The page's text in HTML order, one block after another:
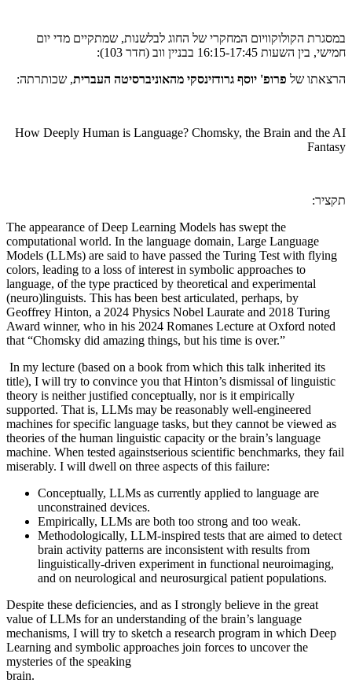
במסגרת הקולוקוויום המחקרי של החוג לבלשנות, שמתקיים מדי יום
חמישי, בין השעות 16:15-17:45 בבניין ווב (חדר 103):
הרצאתו של פרופ' יוסף גרודזינסקי מהאוניברסיטה העברית, שכותרתה:
How Deeply Human is Language? Chomsky, the Brain and the AI
Fantasy
תקציר:
The appearance of Deep Learning Models has swept the
computational world. In the language domain, Large Language
Models (LLMs) are said to have passed the Turing Test with flying
colors, leading to a loss of interest in symbolic approaches to
language, of the type practiced by theoretical and experimental
(neuro)linguists. This has been best articulated, perhaps, by
Geoffrey Hinton, a 2024 Physics Nobel Laurate and 2018 Turing
Award winner, who in his 2024 Romanes Lecture at Oxford noted
that “Chomsky did amazing things, but his time is over.”
In my lecture (based on a book from which this talk inherited its
title), I will try to convince you that Hinton’s dismissal of linguistic
theory is neither justified conceptually, nor is it empirically
supported. That is, LLMs may be reasonably well-engineered
machines for specific language tasks, but they cannot be viewed as
theories of the human linguistic capacity or the brain’s language
machine. When tested againstserious scientific benchmarks, they fail
miserably. I will dwell on three aspects of this failure:
Conceptually, LLMs as currently applied to language are
unconstrained devices.
Empirically, LLMs are both too strong and too weak.
Methodologically, LLM-inspired tests that are aimed to detect
brain activity patterns are inconsistent with results from
linguistically-driven experiment in functional neuroimaging,
and on neurological and neurosurgical patient populations.
Despite these deficiencies, and as I strongly believe in the great
value of LLMs for an understanding of the brain’s language
mechanisms, I will try to sketch a research program in which Deep
Learning and symbolic approaches join forces to uncover the
mysteries of the speaking
brain.